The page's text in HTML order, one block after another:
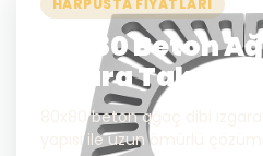
HARPUSTA FIYATLARI
80×80 Beton
Izgara Takımı
80x80 beton ağaç dibi ızgara
yapısı ile uzun ömürlü